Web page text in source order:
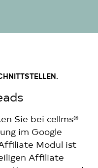
Sie bei cellms®
im Google
Modul ist
Affiliate